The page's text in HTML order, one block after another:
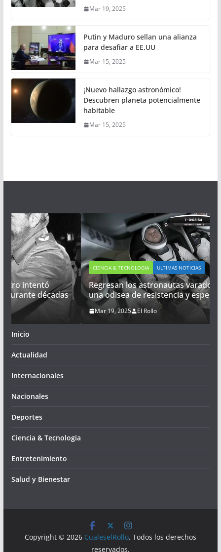
Mar 19, 2025
Putin y Maduro sellan una alianza
para desafiar a EE.UU
Mar 15, 2025
¡Nuevo hallazgo astronómico!
Descubren planeta potencialmente
habitable
Mar 15, 2025
CIENCIA & TECNOLOGIA ULTIMAS NOTICIAS
Regresan los astronautas varados en el espacio:
una odisea de resistencia y esperanza
Mar 19, 2025 El Rollo
Inicio
Actualidad
Internacionales
Nacionales
Deportes
Ciencia & Tecnologia
Entretenimiento
Salud y Bienestar
Copyright © 2026 CualeselRollo. Todos los derechos
reservados.